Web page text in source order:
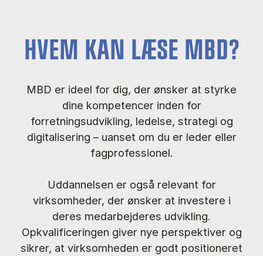
HVEM KAN LÆSE MBD?
MBD er ideel for dig, der ønsker at styrke
dine kompetencer inden for
forretningsudvikling, ledelse, strategi og
digitalisering – uanset om du er leder eller
fagprofessionel.
Uddannelsen er også relevant for
virksomheder, der ønsker at investere i
deres medarbejderes udvikling.
Opkvalificeringen giver nye perspektiver og
sikrer, at virksomheden er godt positioneret